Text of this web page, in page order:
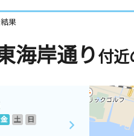
果
海岸通り付
金 土
日